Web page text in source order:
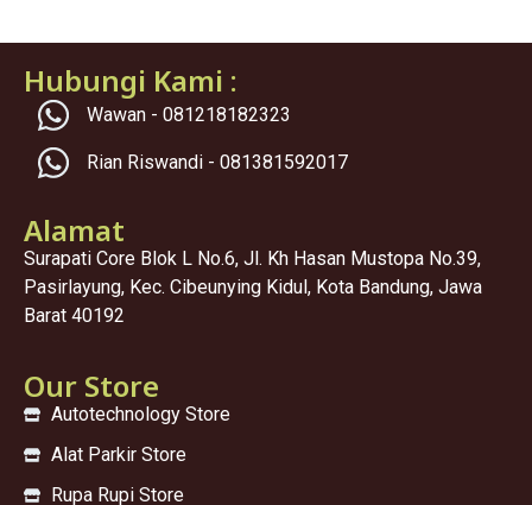
Hubungi Kami :
Wawan - 081218182323
Rian Riswandi - 081381592017
Alamat
Surapati Core Blok L No.6, Jl. Kh Hasan Mustopa No.39,
Pasirlayung, Kec. Cibeunying Kidul, Kota Bandung, Jawa
Barat 40192
Our Store
Autotechnology Store
Alat Parkir Store
Rupa Rupi Store